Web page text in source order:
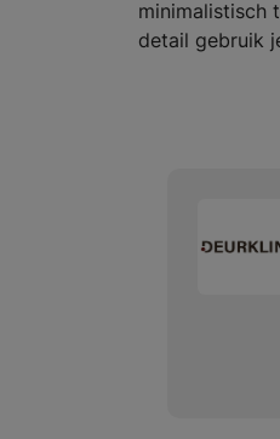
minimalistisch
detail gebruik